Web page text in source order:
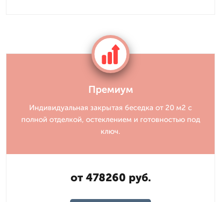
Премиум
Индивидуальная закрытая беседка от 20 м2 с
полной отделкой, остеклением и готовностью под
ключ.
от 478260 руб.